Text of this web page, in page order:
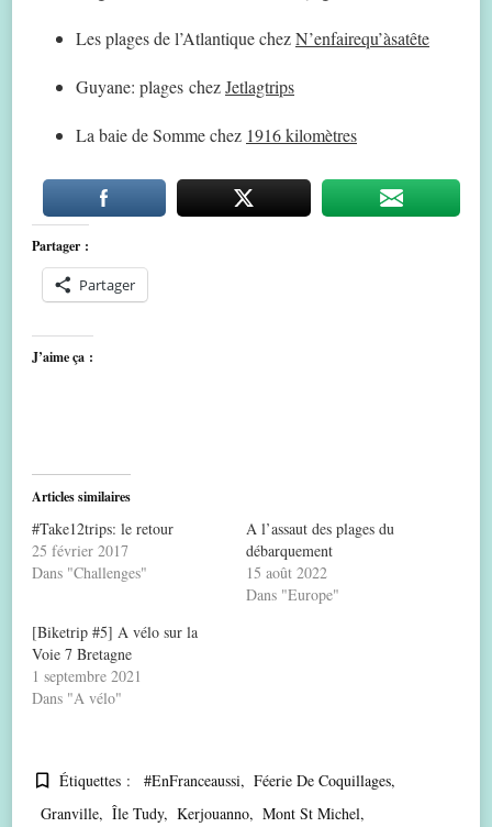
Les plages de l’Atlantique chezN’enfairequ’àsatête
Guyane: plages chezJetlagtrips
La baie de Somme chez 1916 kilomètres
Partager :
Partager
J’aime ça :
Articles similaires
#Take12trips: le retour
25 février 2017
Dans "Challenges"
A l’assaut des plages du
débarquement
15 août 2022
Dans "Europe"
[Biketrip #5] A vélo sur la
Voie 7 Bretagne
1 septembre 2021
Dans "A vélo"
Étiquettes : #EnFranceaussi
Féerie De Coquillages
Granville
Île Tudy Kerjouanno
Mont St Michel